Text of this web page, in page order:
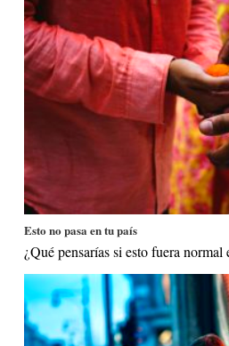
Esto no pasa en tu país
¿Qué pensarías si esto fuera normal